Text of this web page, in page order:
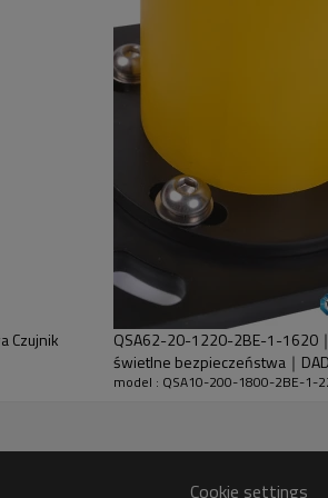
i odbiornika.
Czujnik
QSA62-20-1220-2BE-1-1620
świetlne bezpieczeństwa｜
model : QSA10-200-1800-2BE-1-
Cookie settings